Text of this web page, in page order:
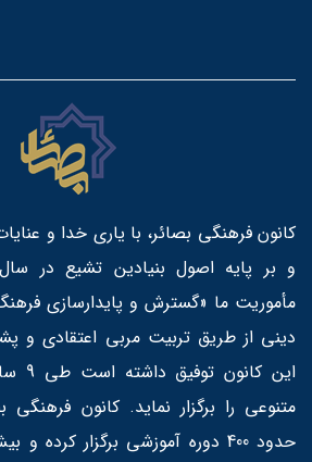
کانون فرهنگی بصائر، با یاری خدا و
مأموریت ما «گسترش و پایدارسازی
دینی از طریق تربیت مربی اعتقادی و
متنوعی را برگزار نماید. کانون